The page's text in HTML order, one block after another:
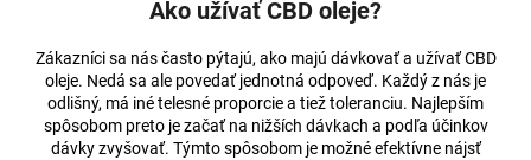
Ako užívať CBD oleje?
Zákazníci sa nás často pýtajú, ako majú dávkovať a užívať CBD
oleje. Nedá sa ale povedať jednotná odpoveď. Každý z nás je
odlišný, má iné telesné proporcie a tiež toleranciu. Najlepším
spôsobom preto je začať na nižších dávkach a podľa účinkov
dávky zvyšovať. Týmto spôsobom je možné efektívne nájsť
HĽADAŤ